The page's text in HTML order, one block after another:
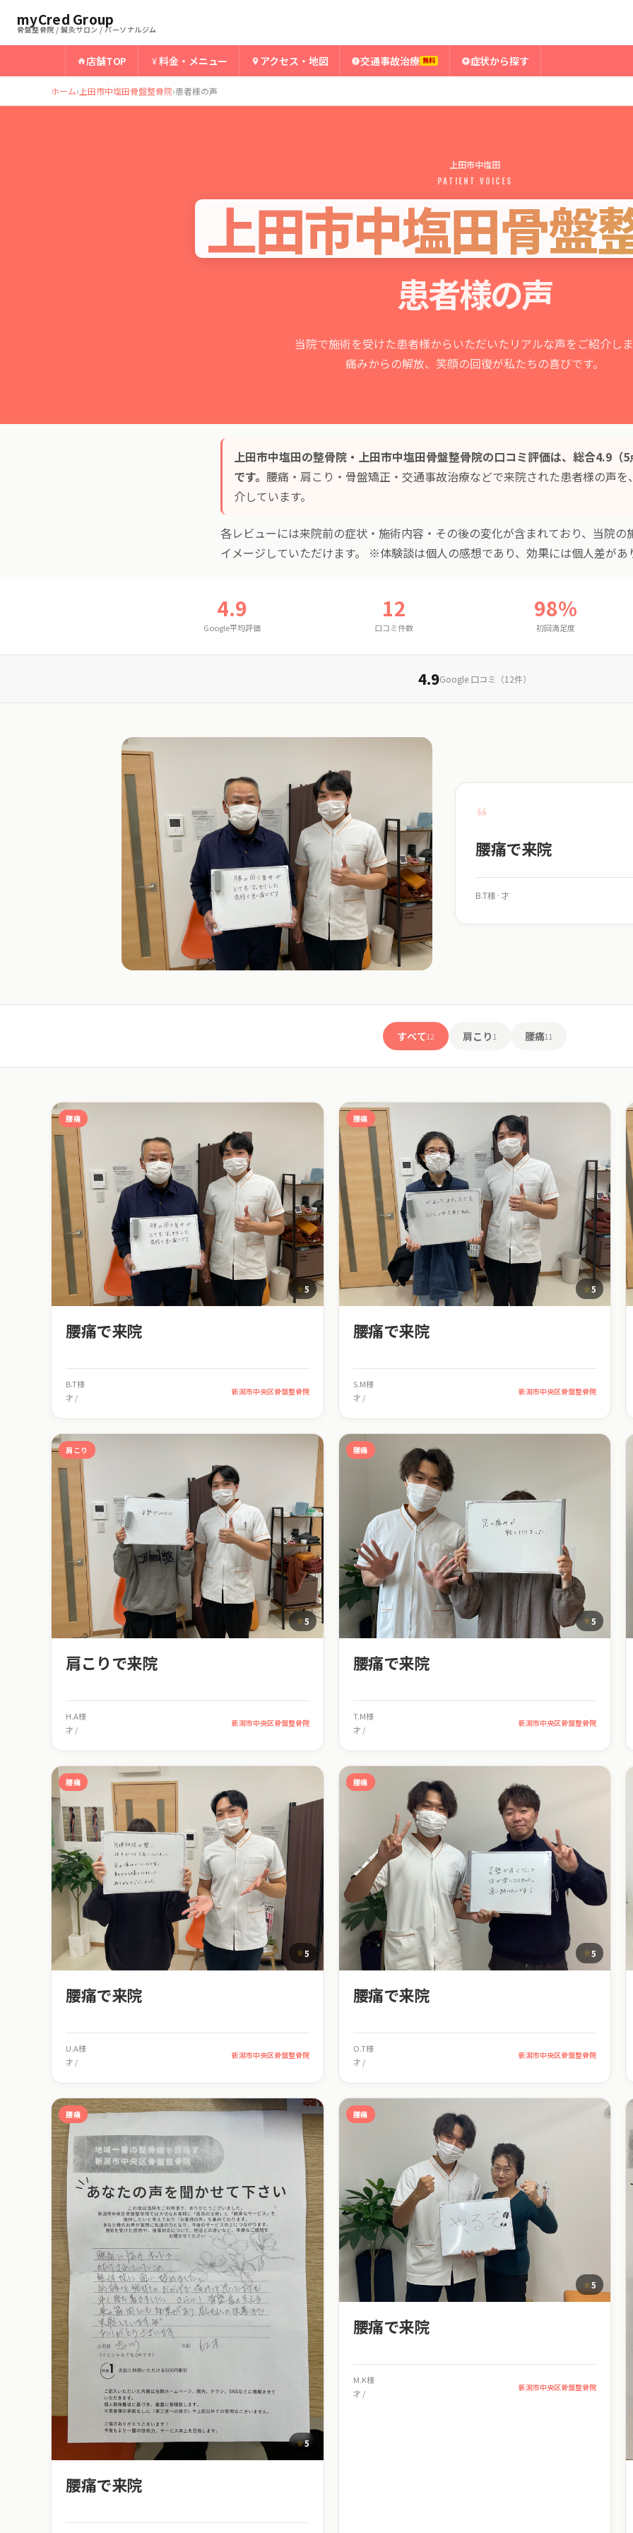
myCred Group
骨盤整骨院 / 鍼灸サロン / パーソナルジム
店舗TOP 料金・メニュー アクセス・地図 交通事故治療 無料 症状から探す
ホーム› 上田市中塩田骨盤整骨院›患者様の声
上田市中塩田
PATIENT VOICES
上田市中塩田骨盤
患者様の声
当院で施術を受けた患者様からいただいたリアルな声をご紹介し
痛みからの解放、笑顔の回復が私たちの喜びです。
上田市中塩田の整骨院・上田市中塩田骨盤整骨院の口コミ評価は、総合4.9（
です。 腰痛・肩こり・骨盤矯正・交通事故治療などで来院された患者様の声を
介しています。
各レビューには来院前の症状・施術内容・その後の変化が含まれており、当院の
イメージしていただけます。 ※体験談は個人の感想であり、効果には個人差があ
4.9
Google平均評価
12
口コミ件数
98%
初回満足度
4.9Google 口コミ（12件）
注目の口コミ
❝
腰痛で来院
B.T様 · 才
すべて12 肩こり1 腰痛11
患者様の口コミ一覧
腰痛
5
腰痛で来院
B.T様
才 /
新潟市中央区骨盤整骨院
腰痛
5
腰痛で来院
S.M様
才 /
新潟市中央区骨盤整骨院
肩こり
5
肩こりで来院
H.A様
才 /
新潟市中央区骨盤整骨院
腰痛
5
腰痛で来院
T.M様
才 /
新潟市中央区骨盤整骨院
腰痛
5
腰痛で来院
U.A様
才 /
新潟市中央区骨盤整骨院
腰痛
5
腰痛で来院
O.T様
才 /
新潟市中央区骨盤整骨院
腰痛
5
腰痛で来院
腰痛
5
腰痛で来院
M.K様
才 /
新潟市中央区骨盤整骨院